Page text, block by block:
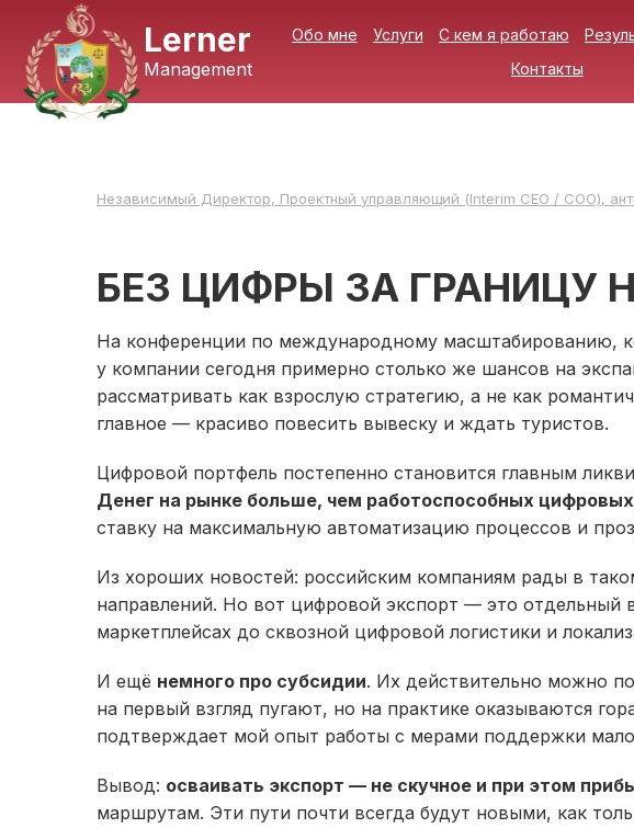
Lerner
Management
Обо мне Услуги С кем я работаю
Контакты
Независимый Директор, Проектный управляющий (Interim СЕО / СОО),
БЕЗ ЦИФРЫ ЗА ГРАНИЦУ
На конференции по международному масштабированию,
у компании сегодня примерно столько же шансов на
рассматривать как взрослую стратегию, а не как
главное — красиво повесить вывеску и ждать туристов.
Цифровой портфель постепенно становится главным
Денег на рынке больше, чем работоспособных
ставку на максимальную автоматизацию процессов и
Из хороших новостей: российским компаниям рады в
направлений. Но вот цифровой экспорт — это отдельный
маркетплейсах до сквозной цифровой логистики и
И ещё немного про субсидии. Их действительно можно
на первый взгляд пугают, но на практике оказываются
подтверждает мой опыт работы с мерами поддержки
Вывод: осваивать экспорт — не скучное и при этом
маршрутам. Эти пути почти всегда будут новыми, как